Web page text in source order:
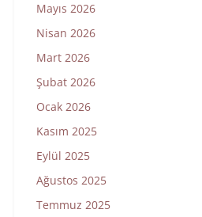
Mayıs 2026
Nisan 2026
Mart 2026
Şubat 2026
Ocak 2026
Kasım 2025
Eylül 2025
Ağustos 2025
Temmuz 2025